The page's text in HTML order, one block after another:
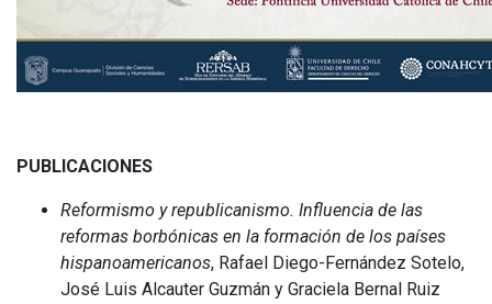
PUBLICACIONES
Reformismo y republicanismo. Influencia de las
reformas borbónicas en la formación de los países
hispanoamericanos, Rafael Diego-Fernández Sotelo,
José Luis Alcauter Guzmán y Graciela Bernal Ruiz